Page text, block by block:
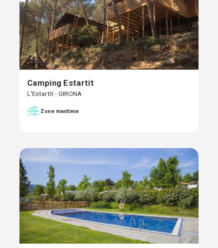
Camping Estartit
L'Estartit - GIRONA
Zone maritime